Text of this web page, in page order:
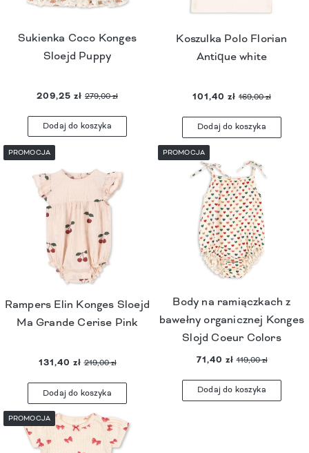
Sukienka Coco Konges
Sloejd Puppy
209,25 zł 279,00 zł
Dodaj do koszyka
Koszulka Polo Florian
Antique white
101,40 zł 169,00 zł
Dodaj do koszyka
Rampers Elin Konges Sloejd
Ma Grande Cerise Pink
131,40 zł 219,00 zł
Dodaj do koszyka
PROMOCJA
Body na ramiączkach z
bawełny organicznej Konges
Slojd Coeur Colors
71,40 zł 119,00 zł
Dodaj do koszyka
PROMOCJA
PROMOCJA